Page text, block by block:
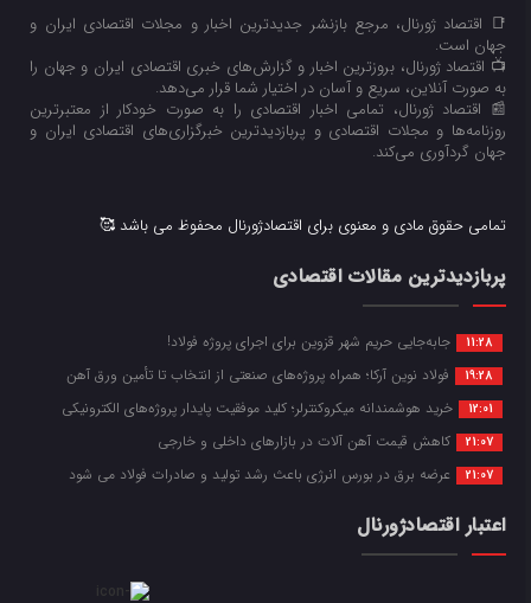
📑 اقتصاد ژورنال، مرجع بازنشر جدیدترین اخبار و مجلات اقتصادی ایران و
جهان است.
📺 اقتصاد ژورنال، بروزترین اخبار و گزارش‌های خبری اقتصادی ایران و جهان را
به صورت آنلاین، سریع و آسان در اختیار شما قرار می‌‌دهد.
📰 اقتصاد ژورنال، تمامی اخبار اقتصادی را به صورت خودکار از معتبرترین
روزنامه‌ها و مجلات اقتصادی و پربازدیدترین خبرگزاری‌های اقتصادی ایران و
جهان گردآوری می‌کند.
تمامی حقوق مادی و معنوی برای اقتصادژورنال محفوظ می باشد 🥰
پربازدیدترین مقالات اقتصادی
11:28 جابه‌جایی حریم شهر قزوین برای اجرای پروژه فولاد!
19:28 فولاد نوین آرکا؛ همراه پروژه‌های صنعتی از انتخاب تا تأمین ورق آهن
12:01 خرید هوشمندانه میکروکنترلر؛ کلید موفقیت پایدار پروژه‌های الکترونیکی
21:07 کاهش قیمت آهن آلات در بازارهای داخلی و خارجی
21:07 عرضه برق در بورس انرژی باعث رشد تولید و صادرات فولاد می شود
اعتبار اقتصادژورنال